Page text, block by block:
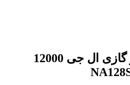
کولر گازی ال جی 12000